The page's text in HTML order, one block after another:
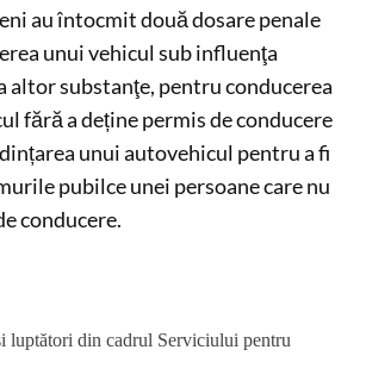
au întocmit două dosare penale
unui vehicul sub influenţa
altor substanţe, pentru conducerea
fără a deține permis de conducere
unui autovehicul pentru a fi
pubilce unei persoane care nu
conducere.
luptători din cadrul Serviciului pentru